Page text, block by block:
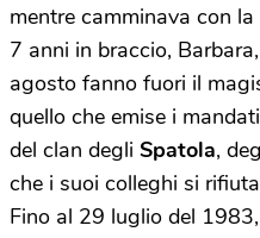
mentre camminava con
7 anni in braccio,
agosto fanno fuori il
quello che emise i
del clan degli Spatola,
che i suoi colleghi si
Fino al 29 luglio del